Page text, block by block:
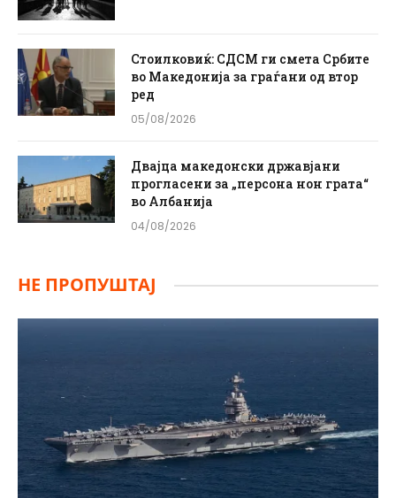
Стоилковиќ: СДСМ ги смета Србите
во Македонија за граѓани од втор
ред
05/08/2026
Двајца македонски државјани
прогласени за „персона нон грата“
во Албанија
04/08/2026
НЕ ПРОПУШТАЈ